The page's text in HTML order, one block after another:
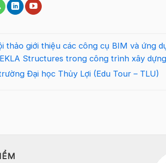
thảo giới thiệu các công cụ BIM và ứng
Structures trong công trình xây
Đại học Thủy Lợi (Edu Tour – TLU)